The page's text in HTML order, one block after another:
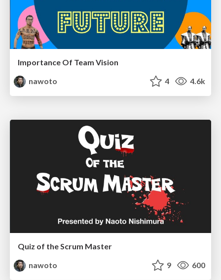
Importance Of Team Vision
nawoto
4 4.6k
Quiz of the Scrum Master
nawoto
9 600